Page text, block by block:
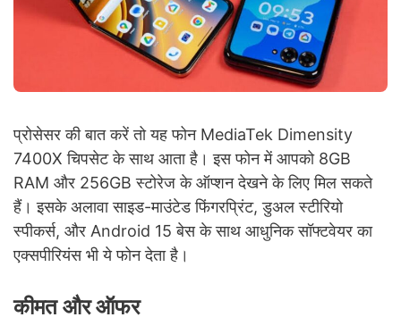
प्रोसेसर की बात करें तो यह फोन MediaTek Dimensity
7400X चिपसेट के साथ आता है। इस फोन में आपको 8GB
RAM और 256GB स्टोरेज के ऑप्शन देखने के लिए मिल सकते
हैं। इसके अलावा साइड-माउंटेड फिंगरप्रिंट, डुअल स्टीरियो
स्पीकर्स, और Android 15 बेस के साथ आधुनिक सॉफ्टवेयर का
एक्सपीरियंस भी ये फोन देता है।
कीमत और ऑफर